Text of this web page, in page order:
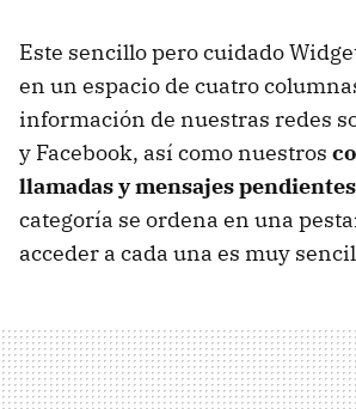
Este sencillo pero cuidado
en un espacio de cuatro
información de nuestras redes
y Facebook, así como nuestros
llamadas y mensajes pendientes
categoría se ordena en una
acceder a cada una es muy